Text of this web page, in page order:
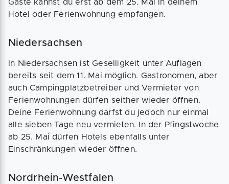
Gäste kannst du erst ab dem 25. Mai in deinem
Hotel oder Ferienwohnung empfangen.
Niedersachsen
In Niedersachsen ist Geselligkeit unter Auflagen
bereits seit dem 11. Mai möglich. Gastronomen, aber
auch Campingplatzbetreiber und Vermieter von
Ferienwohnungen dürfen seither wieder öffnen.
Deine Ferienwohnung darfst du jedoch nur einmal
alle sieben Tage neu vermieten. In der Pfingstwoche
ab 25. Mai dürfen Hotels ebenfalls unter
Einschränkungen wieder öffnen.
Nordrhein-Westfalen